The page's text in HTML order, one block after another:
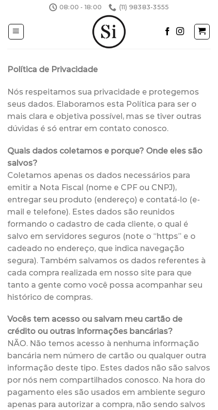
content
08:00 - 18:00 (11) 98383-3555
Política de Privacidade
Nós respeitamos sua privacidade e protegemos
seus dados. Elaboramos esta Política para ser o
mais clara e objetiva possível, mas se tiver outras
dúvidas é só entrar em contato conosco.
Quais dados coletamos e porque? Onde eles são
salvos?
Coletamos apenas os dados necessários para
emitir a Nota Fiscal (nome e CPF ou CNPJ),
entregar seu produto (endereço) e contatá-lo (e-
mail e telefone). Estes dados são reunidos
formando o cadastro de cada cliente, o qual é
salvo em servidores seguros (note o “https” e o
cadeado no endereço, que indica navegação
segura). Também salvamos os dados referentes à
cada compra realizada em nosso site para que
tanto a gente como você possa acompanhar seu
histórico de compras.
Vocês tem acesso ou salvam meu cartão de
crédito ou outras informações bancárias?
NÃO. Não temos acesso à nenhuma informação
bancária nem número de cartão ou qualquer outra
informação deste tipo. Estes dados não são salvos
por nós nem compartilhados conosco. Na hora do
pagamento eles são usados em ambiente seguro
apenas para autorizar a compra, não sendo salvos